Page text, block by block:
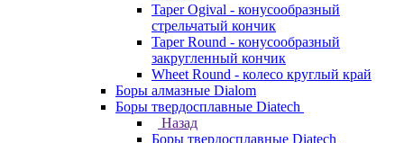
Taper Ogival - конусообразный
стрельчатый кончик
Taper Round - конусообразный
закругленный кончик
Wheet Round - колесо круглый край
Боры алмазные Dialom
Боры твердосплавные Diatech
Назад
Боры твердосплавные Diatech